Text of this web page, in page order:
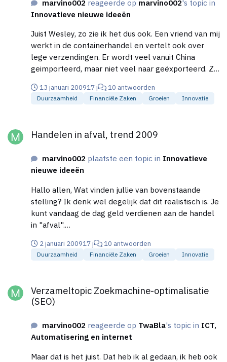
marvino002 reageerde op marvino002's topic in
Innovatieve nieuwe ideeën
Juist Wesley, zo zie ik het dus ook. Een vriend van mij
werkt in de containerhandel en vertelt ook over
lege verzendingen. Er wordt veel vanuit China
geimporteerd, maar niet veel naar geëxporteerd. Zij
opwekking bijvoorbeeld. Het is een werelwijde hype.
Kijk naar dit voorbeeld:
grotendeels verbrand en eigenlijk niet veel mee
gedaan worden. Dat denk ik!
13 januari 200917 j 10 antwoorden
Duurzaamheid Financiële Zaken Groeien Innovatie
Handelen in afval, trend 2009
marvino002 plaatste een topic in Innovatieve
nieuwe ideeën
Hallo allen, Wat vinden jullie van bovenstaande
stelling? Ik denk wel degelijk dat dit realistisch is. Je
kunt vandaag de dag geld verdienen aan de handel
in "afval".
illegale_handel_in_afval.html
http://archief.fembusiness.nl/2001/03/24/nummer-
nederland-gegroeid.html Graag hoor ik jullie visie!
2 januari 200917 j 10 antwoorden
Duurzaamheid Financiële Zaken Groeien Innovatie
Verzameltopic Zoekmachine-optimalisatie
(SEO)
marvino002 reageerde op TwaBla's topic in ICT,
Automatisering en internet
Maar dat is het juist. Dat heb ik al gedaan, ik heb ook